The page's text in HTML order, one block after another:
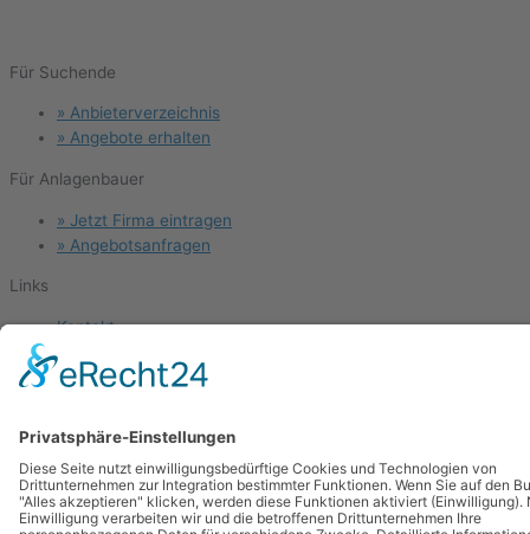
Für Suchende
Menu
» Anbieterverzeichnis
» Angebote erhalten
Für Anlagenbauer
Menu
» Jetzt Firma eintragen
» Angebotsanfragen
Links
Menu Kontakt
Blog
Glossar
Schulungen
Stellenangebote
Copyright © 2025 anlagenbau-marktplatz.de